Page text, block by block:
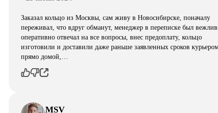
Заказал кольцо из Москвы, сам живу в Новосибирске, поначалу
переживал, что вдруг обманут, менеджер в переписке был
оперативно отвечал на все вопросы, внес предоплату, кольцо
изготовили и доставили даже раньше заявленных сроков
прямо домой,…
MSV